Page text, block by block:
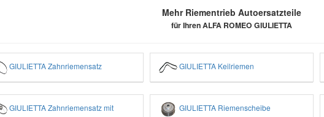
Mehr Riementrieb Autoersatzteile
für Ihren ALFA ROMEO GIULIETTA
GIULIETTA Zahnriemensatz GIULIETTA Keilriemen
GIULIETTA Zahnriemensatz mit
GIULIETTA Riemenscheibe